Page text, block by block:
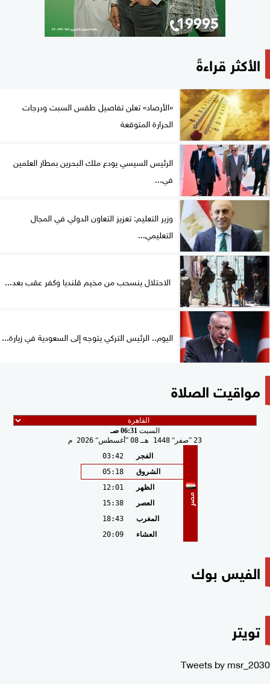
الأكثر قراءةً
«الأرصاد» تعلن تفاصيل طقس السبت ودرجات
الحرارة المتوقعة
الرئيس السيسي يودع ملك البحرين بمطار العلمين
في...
وزير التعليم: تعزيز التعاون الدولي في المجال
التعليمي...
الاحتلال ينسحب من مخيم قلنديا وكفر عقب بعد...
اليوم.. الرئيس التركي يتوجه إلى السعودية في زيارة...
مواقيت الصلاة
السبت 06:31 صـ
23 صفر 1448 هـ 08 أغسطس 2026 م
مصر
الفجر
03:42
الشروق
05:18
الظهر
12:01
العصر
15:38
المغرب
18:43
العشاء
20:09
الفيس بوك
تويتر
Tweets by msr_2030